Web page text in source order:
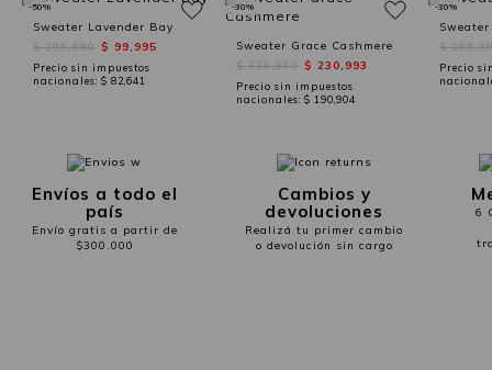
Sweater Lavender Bay
$ 199,990 $ 99,995
Precio sin impuestos
nacionales: $ 82,641
-50%
Sweater Grace Cashmere
$ 329,990 $ 230,993
Precio sin impuestos
nacionales: $ 190,904
-30%
$
Precio
-30%
Envíos a todo el
país
Envío gratis a partir de
$300.000
Cambios y
devoluciones
Realizá tu primer cambio
o devolución sin cargo
6